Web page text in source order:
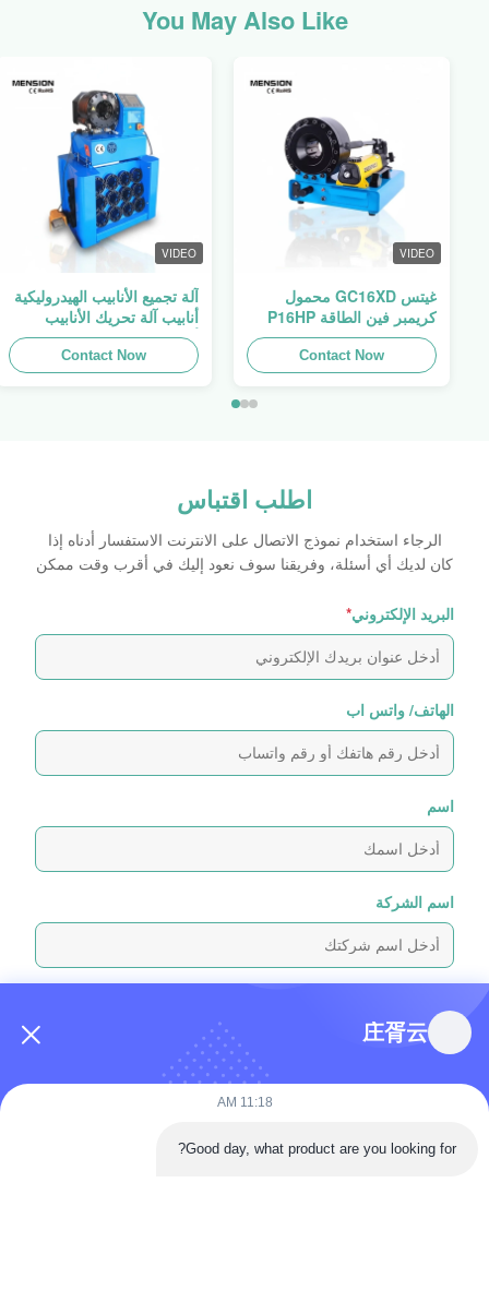
You May Also Like
VIDEO
غيتس GC16XD محمول
كريمبر فين الطاقة P16HP
يدوي كابل هيدروليك كريمبر
للبيع
Contact Now
VIDEO
آلة تجميع الأنابيب الهيدروليكية
أنابيب آلة تحريك الأنابيب
أنابيب المطبخ فين السلطة
Swager
Contact Now
اطلب اقتباس
الرجاء استخدام نموذج الاتصال على الانترنت الاستفسار أدناه إذا
كان لديك أي أسئلة، وفريقنا سوف نعود إليك في أقرب وقت ممكن
البريد الإلكتروني*
الهاتف/ واتس اب
اسم
اسم الشركة
庄胥云
11:18 AM
Good day, what product are you looking for?